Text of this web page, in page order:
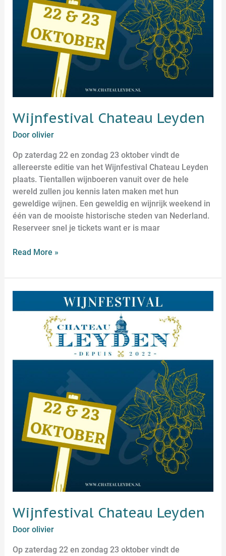
Wijnfestival Chateau Leyden
Doorolivier
Op zaterdag 22 en zondag 23 oktober vindt de
allereerste editie van het Wijnfestival Chateau Leyden
plaats. Tientallen wijnboeren vanuit over de hele
wereld zullen jou kennis laten maken met hun
geweldige wijnen. Een geweldig en wijnrijk weekend in
één van de mooiste historische steden van Nederland.
Reserveer snel je tickets want er is maar
Read More »
Wijnfestival Chateau Leyden
Doorolivier
Op zaterdag 22 en zondag 23 oktober vindt de